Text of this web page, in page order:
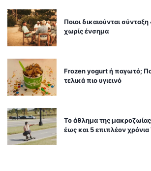
Ποιοι δικαιούνται
χωρίς ένσημα
Frozen yogurt ή παγωτό;
τελικά πιο υγιεινό
Το άθλημα της
έως και 5 επιπλέον